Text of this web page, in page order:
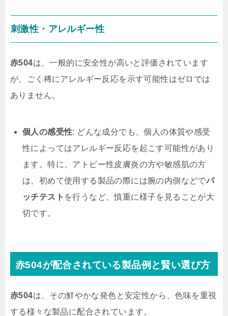
刺激性・アレルギー性
赤504は、一般的に安全性が高いと評価されています
が、ごく稀にアレルギー反応を示す可能性はゼロでは
ありません。
個人の感受性: どんな成分でも、個人の体質や感受
性によってはアレルギー反応を起こす可能性があり
ます。特に、アトピー性皮膚炎の方や敏感肌の方
は、初めて使用する製品の際には腕の内側などでパ
ッチテスト を行うなど、慎重に様子を見ることが大
切です。
赤504が配合されている製品例と賢い選び方
赤504は、その鮮やかな発色と安定性から、色味を重視
する様々な製品に配合されています。